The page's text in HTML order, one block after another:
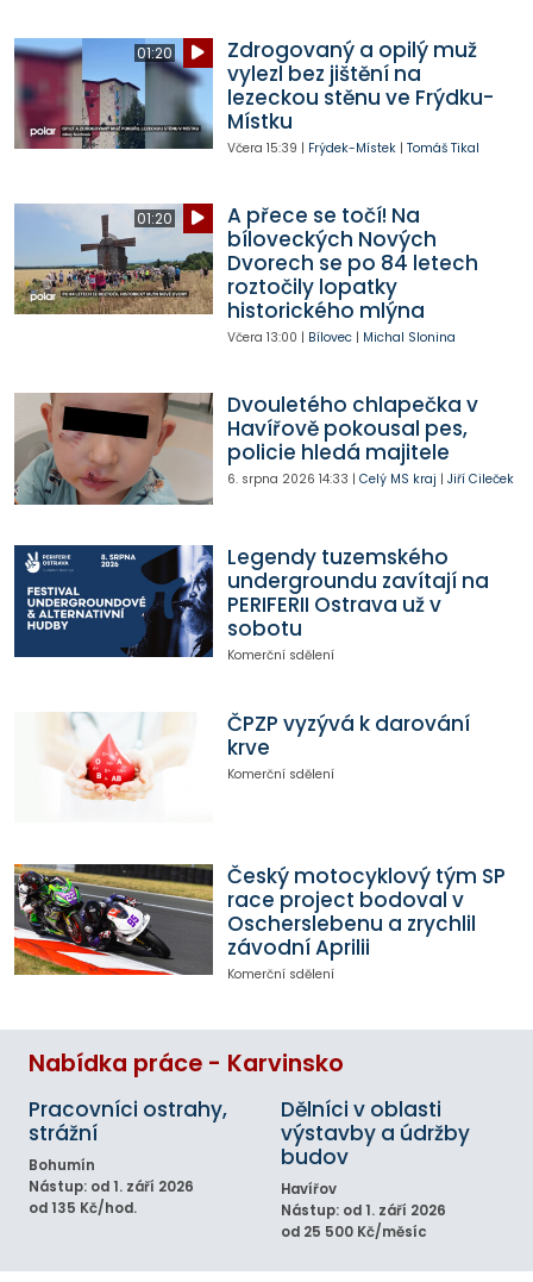
01:20
Zdrogovaný a opilý muž
vylezl bez jištění na
lezeckou stěnu ve Frýdku-
Místku
Včera 15:39 | Frýdek-Místek| Tomáš Tikal
01:20
A přece se točí! Na
bíloveckých Nových
Dvorech se po 84 letech
roztočily lopatky
historického mlýna
Včera 13:00 | Bílovec| Michal Slonina
Dvouletého chlapečka v
Havířově pokousal pes,
policie hledá majitele
6. srpna 2026 14:33 | Celý MS kraj | Jiří Cileček
Legendy tuzemského
undergroundu zavítají na
PERIFERII Ostrava už v
sobotu
Komerční sdělení
ČPZP vyzývá k darování
krve
Komerční sdělení
Český motocyklový tým SP
race project bodoval v
Oscherslebenu a zrychlil
závodní Aprilii
Komerční sdělení
Nabídka práce - Karvinsko
Pracovníci ostrahy,
strážní
Bohumín
Nástup: od 1. září 2026
od 135 Kč/hod.
Dělníci v oblasti
výstavby a údržby
budov
Havířov
Nástup: od 1. září 2026
od 25 500 Kč/měsíc